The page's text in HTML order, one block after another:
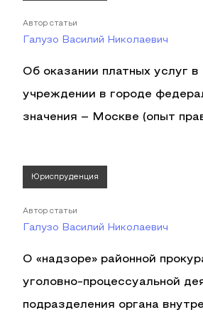
Автор статьи
Галузо Василий Николаевич
Об оказании платных услуг
учреждении в городе
значения – Москве (опыт
Юриспруденция
Автор статьи
Галузо Василий Николаевич
О «надзоре» районной
уголовно-процессуальной
подразделения органа